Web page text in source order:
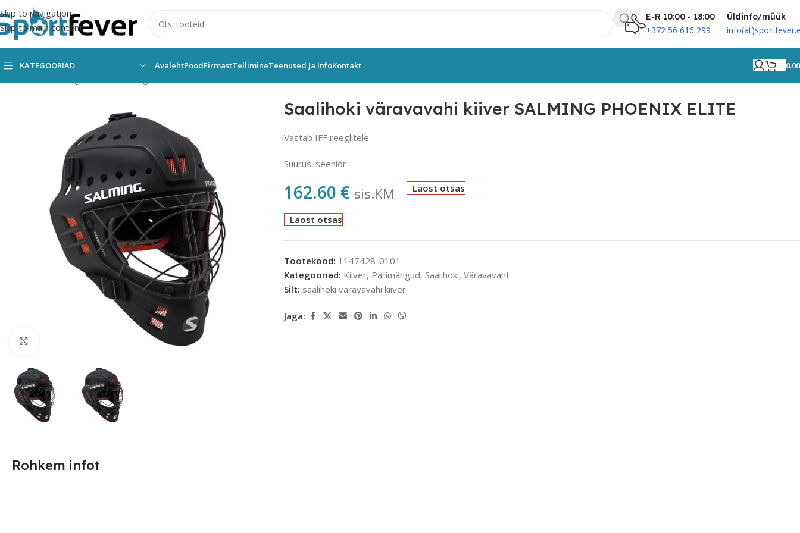
Skip to navigation
Skip to main content
E-R 10:00 - 18:00
+372 56 616 299
Üldinfo/müük
KATEGOORIAD AvalehtPoodFirmastTellimineTeenused Ja InfoKontakt
Saalihoki väravavahi kiiver SALMING PHOENIX ELITE
Vastab IFF reeglitele
Suurus: seenior
162.60 € sis.KM Laost otsas
Laost otsas
Tootekood: 1147428-0101
Kategooriad: Kiiver, Pallimängud, Saalihoki, Väravavaht
Silt: saalihoki väravavahi kiiver
Jaga:
Rohkem infot